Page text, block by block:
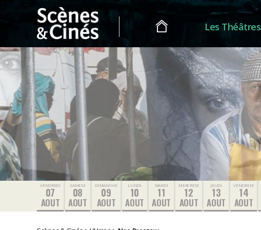
Scènes
&
Cinés
Les Théâtres
VENDREDI
07
AOUT
SAMEDI
08
AOUT
DIMANCHE
09
AOUT
LUNDI
10
AOUT
MARDI
11
AOUT
MERCREDI
12
AOUT
JEUDI
13
AOUT
VENDREDI
14
AOUT